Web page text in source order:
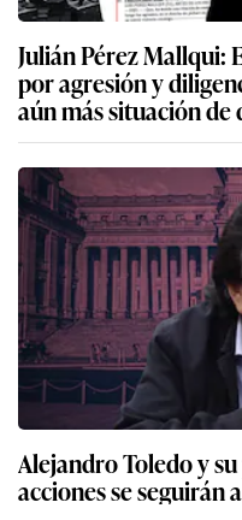
Julián Pérez Mallqui:
por agresión y
aún más situación
Alejandro Toledo y